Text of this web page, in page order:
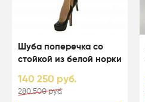
Шуба поперечка со
стойкой из белой норки
140 250 руб.
280 500 руб.